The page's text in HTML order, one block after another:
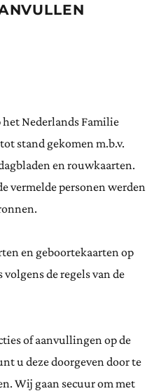
Nederlands Familie
stand gekomen m.b.v.
en rouwkaarten.
vermelde personen werden
en geboortekaarten op
de regels van de
of aanvullingen op de
u deze doorgeven door te
Wij gaan secuur om met